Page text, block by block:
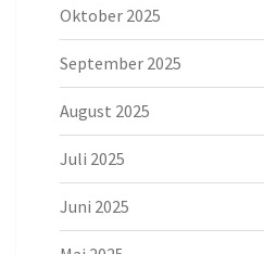
Oktober 2025
September 2025
August 2025
Juli 2025
Juni 2025